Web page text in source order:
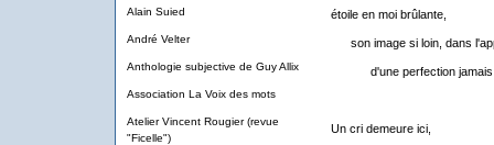
Alain Suied
André Velter
Anthologie subjective de Guy Allix
Association La Voix des mots
Atelier Vincent Rougier (revue
"Ficelle")
étoile en moi brûlante,
son image si loin, dans
d'une perfection jamais
Un cri demeure ici,